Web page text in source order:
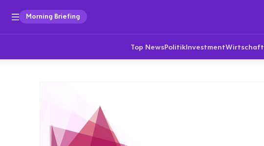
Morning Briefing
Top NewsPolitikInvestmentWirtschaft